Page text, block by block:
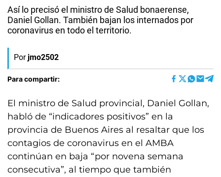
Así lo precisó el ministro de Salud bonaerense,
Daniel Gollan. También bajan los internados por
coronavirus en todo el territorio.
Por jmo2502
Para compartir:
El ministro de Salud provincial, Daniel Gollan,
habló de “indicadores positivos” en la
provincia de Buenos Aires al resaltar que los
contagios de coronavirus en el AMBA
continúan en baja “por novena semana
consecutiva”, al tiempo que también